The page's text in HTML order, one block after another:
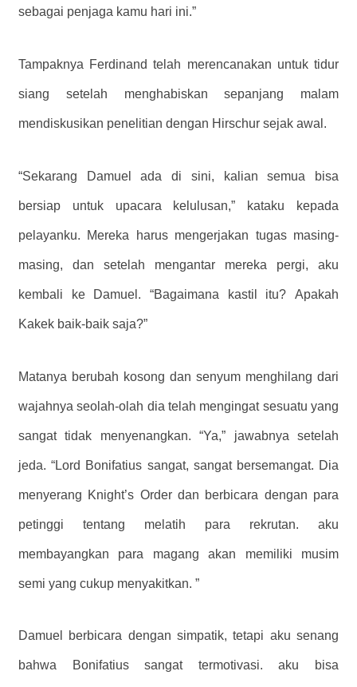
sebagai penjaga kamu hari ini.”
Tampaknya Ferdinand telah merencanakan untuk tidur
siang setelah menghabiskan sepanjang malam
mendiskusikan penelitian dengan Hirschur sejak awal.
“Sekarang Damuel ada di sini, kalian semua bisa
bersiap untuk upacara kelulusan,” kataku kepada
pelayanku. Mereka harus mengerjakan tugas masing-
masing, dan setelah mengantar mereka pergi, aku
kembali ke Damuel. “Bagaimana kastil itu? Apakah
Kakek baik-baik saja?”
Matanya berubah kosong dan senyum menghilang dari
wajahnya seolah-olah dia telah mengingat sesuatu yang
sangat tidak menyenangkan. “Ya,” jawabnya setelah
jeda. “Lord Bonifatius sangat, sangat bersemangat. Dia
menyerang Knight’s Order dan berbicara dengan para
petinggi tentang melatih para rekrutan. aku
membayangkan para magang akan memiliki musim
semi yang cukup menyakitkan. ”
Damuel berbicara dengan simpatik, tetapi aku senang
bahwa Bonifatius sangat termotivasi. aku bisa